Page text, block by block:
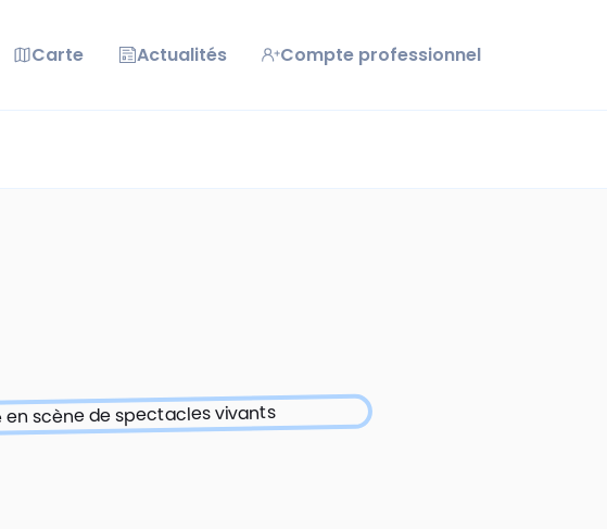
Carte Actualités Compte professionnel